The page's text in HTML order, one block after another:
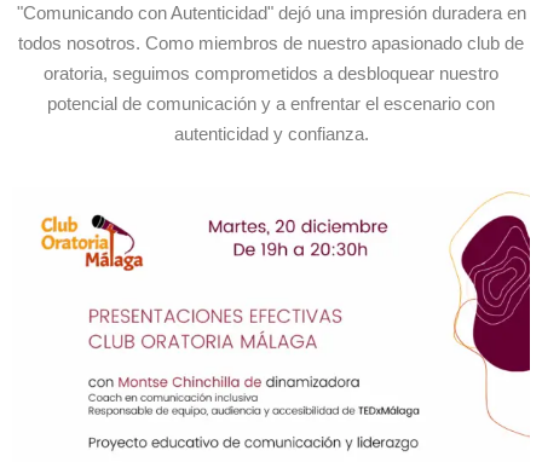
"Comunicando con Autenticidad" dejó una impresión duradera en
todos nosotros. Como miembros de nuestro apasionado club de
oratoria, seguimos comprometidos a desbloquear nuestro
potencial de comunicación y a enfrentar el escenario con
autenticidad y confianza.